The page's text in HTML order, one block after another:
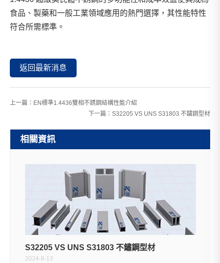
食品、製藥和一般工業領域應用的熱門選擇，其性能特性
符合所需標準。
返回最新消息
上一篇： EN標準1.4436雙相不銹鋼結構性能介紹
下一篇： S32205 VS UNS S31803 不鏽鋼型材
相關資訊
S32205 VS UNS S31803 不鏽鋼型材
2024-8-13